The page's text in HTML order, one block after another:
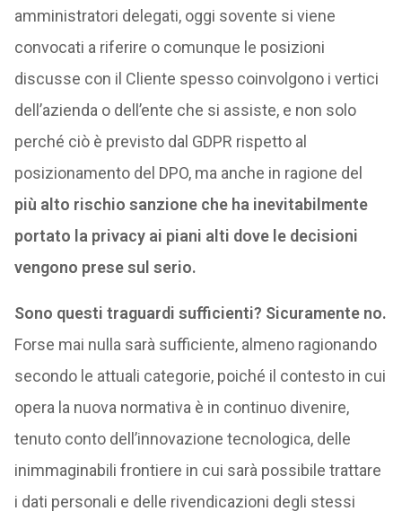
amministratori delegati, oggi sovente si viene
convocati a riferire o comunque le posizioni
discusse con il Cliente spesso coinvolgono i vertici
dell’azienda o dell’ente che si assiste, e non solo
perché ciò è previsto dal GDPR rispetto al
posizionamento del DPO, ma anche in ragione del
più alto rischio sanzione che ha inevitabilmente
portato la privacy ai piani alti dove le decisioni
vengono prese sul serio.
Sono questi traguardi sufficienti? Sicuramente no.
Forse mai nulla sarà sufficiente, almeno ragionando
secondo le attuali categorie, poiché il contesto in cui
opera la nuova normativa è in continuo divenire,
tenuto conto dell’innovazione tecnologica, delle
inimmaginabili frontiere in cui sarà possibile trattare
i dati personali e delle rivendicazioni degli stessi